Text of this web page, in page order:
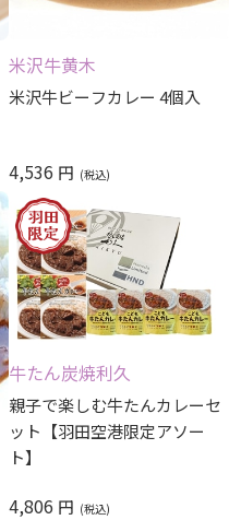
米沢牛黄木
米沢牛ビーフカレー 4個入
4,536 円
牛たん炭焼利久
親子で楽しむ牛たんカレーセ
ット【羽田空港限定アソー
ト】
4,806 円